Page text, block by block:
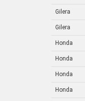
Gilera
Gilera
Honda
Honda
Honda
Honda